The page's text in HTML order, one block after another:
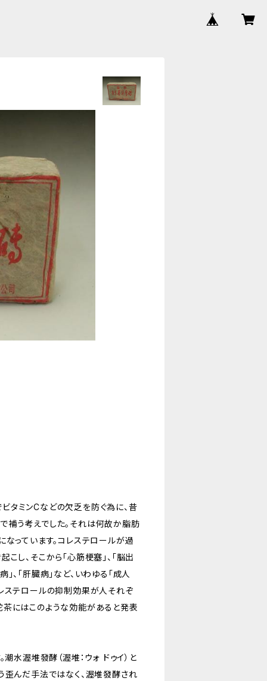
ミンCなどの欠乏を防ぐ為に、昔
補う考えでした。それは何故か脂肪
なっています。コレステロールが過
し、そこから「心筋梗塞」、「脳出
」、「肝臓病」など、いわゆる「成人
ステロールの抑制効果が人それぞ
にはこのような効能があると発表
渥堆發酵（渥堆：ウォ ドゥイ）と
歪んだ手法ではなく、渥堆發酵され